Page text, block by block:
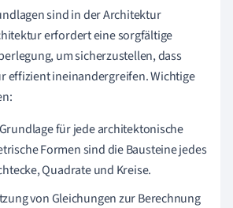
sind in der Architektur
erfordert eine sorgfältige
um sicherzustellen, dass
effizient ineinandergreifen. Wichtige
für jede architektonische
Formen sind die Bausteine jedes
Quadrate und Kreise.
von Gleichungen zur Berechnung